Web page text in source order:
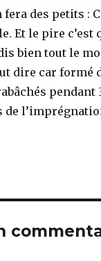
des petits :
Et le pire c’est
bien tout le
dire car formé
pendant
de